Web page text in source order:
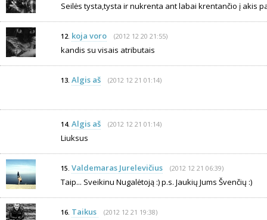
Seilės tysta,tysta ir nukrenta ant labai krentančio į akis
12. koja voro (2012 12 20 21:55)
kandis su visais atributais
13. Algis aš (2012 12 21 01:14)
14. Algis aš (2012 12 21 01:14)
Liuksus
15. Valdemaras Jurelevičius (2012 12 21 06:39)
Taip... Sveikinu Nugalėtoją :) p.s. Jaukių Jums Švenčių :)
16. Taikus (2012 12 21 19:38)